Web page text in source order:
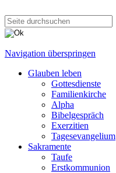
Navigation überspringen
Glauben leben
Gottesdienste
Familienkirche
Alpha
Bibelgespräch
Exerzitien
Tagesevangelium
Sakramente
Taufe
Erstkommunion